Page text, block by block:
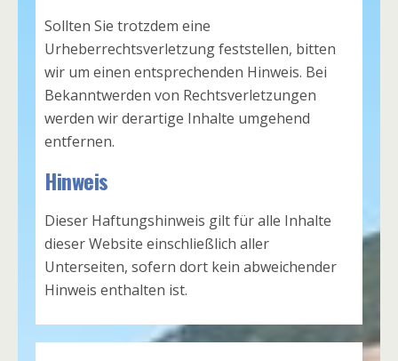
Sollten Sie trotzdem eine
Urheberrechtsverletzung feststellen, bitten
wir um einen entsprechenden Hinweis. Bei
Bekanntwerden von Rechtsverletzungen
werden wir derartige Inhalte umgehend
entfernen.
Hinweis
Dieser Haftungshinweis gilt für alle Inhalte
dieser Website einschließlich aller
Unterseiten, sofern dort kein abweichender
Hinweis enthalten ist.